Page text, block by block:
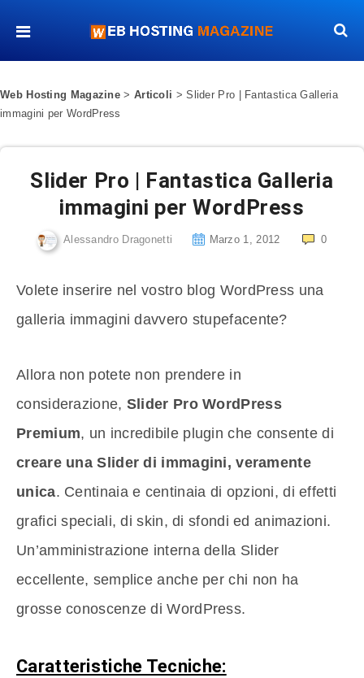
Web Hosting Magazine > Articoli >Slider Pro | Fantastica Galleria
immagini per WordPress
Slider Pro | Fantastica Galleria
immagini per WordPress
Alessandro Dragonetti Marzo 1, 2012 0
Volete inserire nel vostro blog WordPress una
galleria immagini davvero stupefacente?
Allora non potete non prendere in
considerazione, Slider Pro WordPress
Premium, un incredibile plugin che consente di
creare una Slider di immagini, veramente
unica. Centinaia e centinaia di opzioni, di effetti
grafici speciali, di skin, di sfondi ed animazioni.
Un’amministrazione interna della Slider
eccellente, semplice anche per chi non ha
grosse conoscenze di WordPress.
Caratteristiche Tecniche: